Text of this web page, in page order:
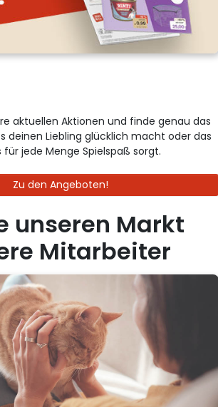
aktuellen Aktionen und finde genau das
deinen Liebling glücklich macht oder das
für jede Menge Spielspaß sorgt.
Zu den Angeboten!
unseren Markt
Mitarbeiter